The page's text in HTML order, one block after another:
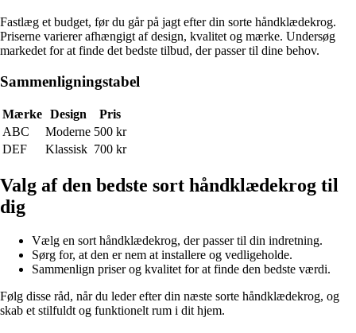
Fastlæg et budget, før du går på jagt efter din sorte håndklædekrog.
Priserne varierer afhængigt af design, kvalitet og mærke. Undersøg
markedet for at finde det bedste tilbud, der passer til dine behov.
Sammenligningstabel
Mærke Design
Pris
ABC
Moderne 500 kr
DEF
Klassisk 700 kr
Valg af den bedste sort håndklædekrog til
dig
Vælg en sort håndklædekrog, der passer til din indretning.
Sørg for, at den er nem at installere og vedligeholde.
Sammenlign priser og kvalitet for at finde den bedste værdi.
Følg disse råd, når du leder efter din næste sorte håndklædekrog, og
skab et stilfuldt og funktionelt rum i dit hjem.